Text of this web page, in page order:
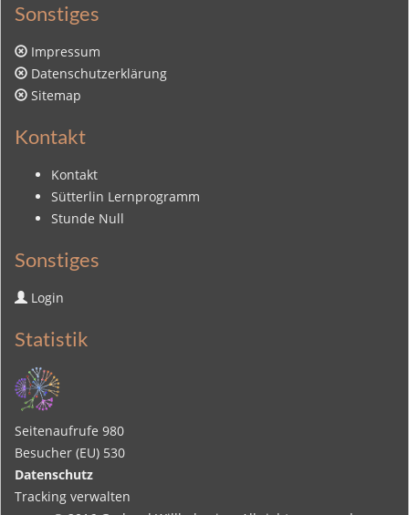
Sonstiges
Impressum
Datenschutzerklärung
Sitemap
Kontakt
Kontakt
Sütterlin Lernprogramm
Stunde Null
Sonstiges
Login
Statistik
Seitenaufrufe 980
Besucher (EU) 530
Datenschutz
Tracking verwalten